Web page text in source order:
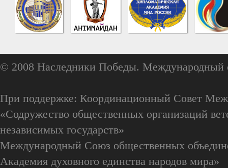
© 2008 Наследники Победы. Международный
При поддержке: Координационный Совет
«Содружество общественных организаций
независимых государств»
Международный Союз общественных
Академия духовного единства народов мира»